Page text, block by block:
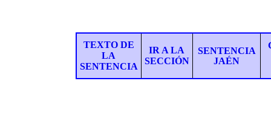
TEXTO DE
LA
SENTENCIA
IR A LA
SECCIÓN
SENTENCIA
JAÉN